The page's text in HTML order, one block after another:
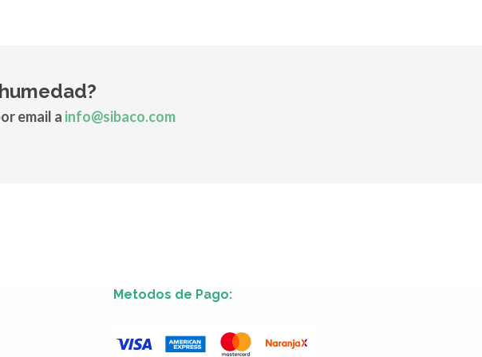
email a info@sibaco.com
Metodos de Pago: